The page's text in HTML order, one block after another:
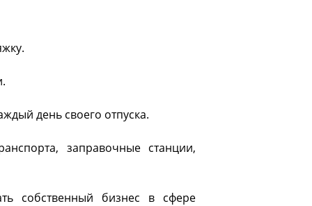
день своего отпуска.
заправочные станции,
собственный бизнес в сфере